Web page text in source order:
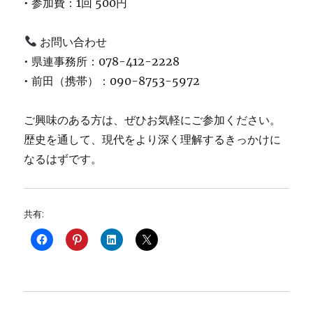
お問い合わせ
• 県連事務所：078-412-2228
• 前田（携帯）：090-8753-5972
ご興味のある方は、ぜひお気軽にご参加ください。
歴史を通して、現代をより深く理解するきっかけに
なるはずです。
共有: